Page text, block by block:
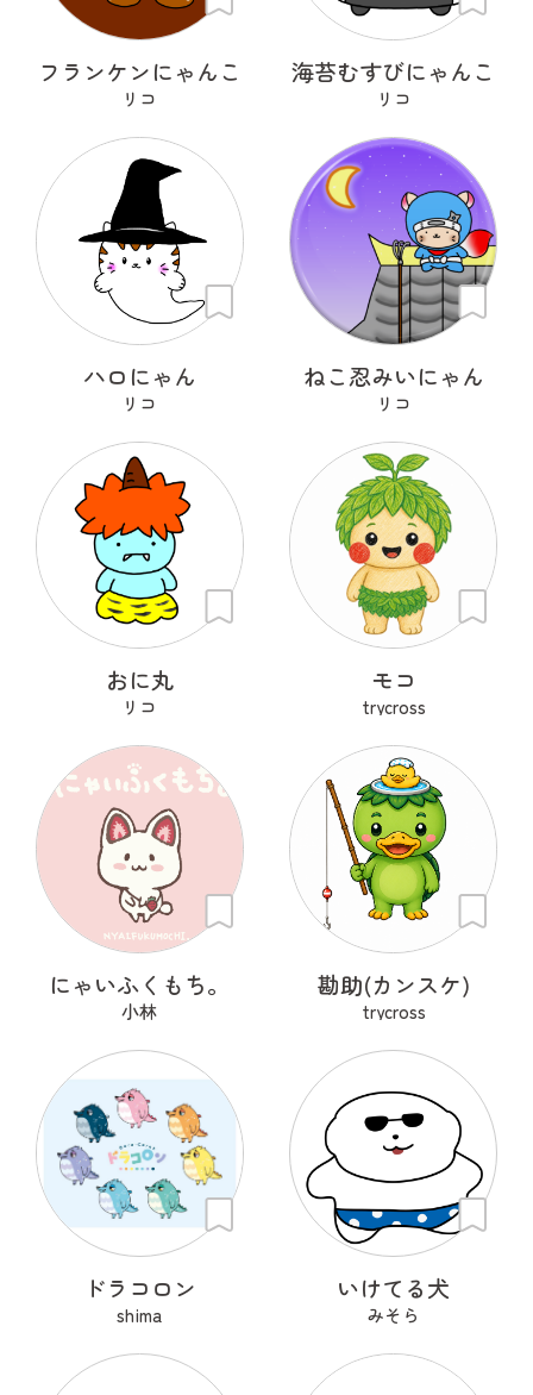
フランケンにゃんこ
リコ
海苔むすびにゃんこ
リコ
ハロにゃん
リコ
ねこ忍みいにゃん
リコ
おに丸
リコ
モコ
trycross
にゃいふくもち。
小林
勘助(カンスケ)
trycross
ドラコロン
shima
いけてる犬
みそら